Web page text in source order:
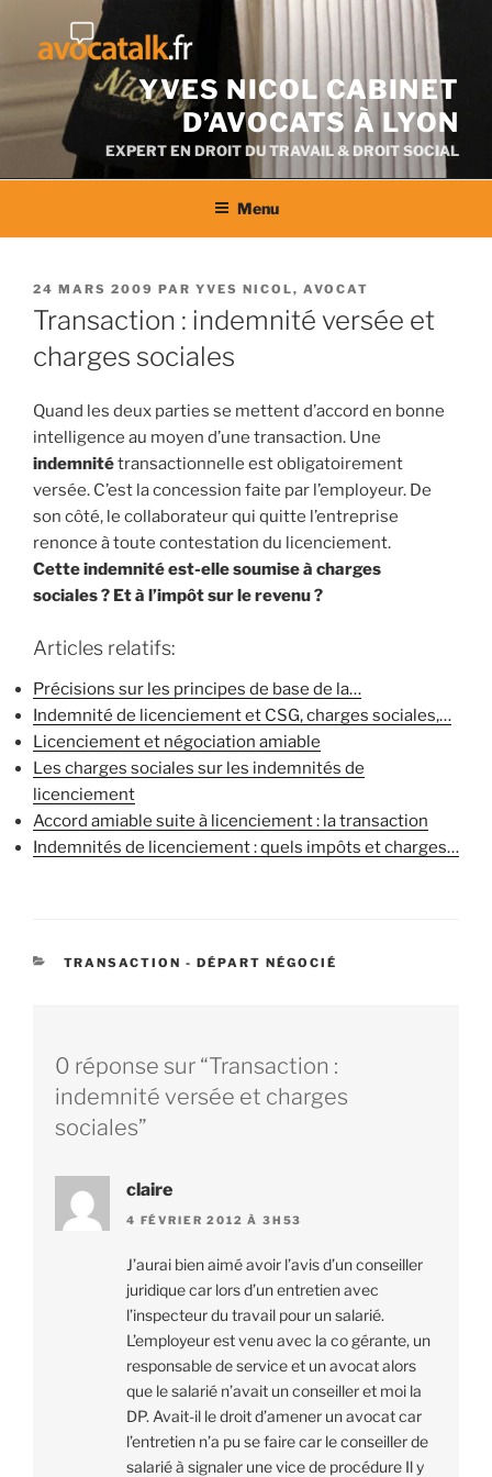
contenu
YVES NICOL CABINET
D’AVOCATS À LYON
EXPERT EN DROIT DU TRAVAIL & DROIT SOCIAL
Menu
PUBLIÉ
LE
24 MARS 2009 PAR YVES NICOL, AVOCAT
Transaction : indemnité versée et
charges sociales
Quand les deux parties se mettent d’accord en bonne
intelligence au moyen d’une transaction. Une
indemnitétransactionnelle est obligatoirement
versée. C’est la concession faite par l’employeur. De
son côté, le collaborateur qui quitte l’entreprise
renonce à toute contestation du licenciement.
Cette indemnité est-elle soumise à charges
sociales ? Et à l’impôt sur le revenu ?
Articles relatifs:
Précisions sur les principes de base de la…
Indemnité de licenciement et CSG, charges sociales,…
Licenciement et négociation amiable
Les charges sociales sur les indemnités de
licenciement
Accord amiable suite à licenciement : la transaction
Indemnités de licenciement : quels impôts et charges…
CATÉGORIES
TRANSACTION - DÉPART NÉGOCIÉ
0 réponse sur “Transaction :
indemnité versée et charges
sociales”
claire
4 FÉVRIER 2012 À 3H53
J’aurai bien aimé avoir l’avis d’un conseiller
juridique car lors d’un entretien avec
l’inspecteur du travail pour un salarié.
L’employeur est venu avec la co gérante, un
responsable de service et un avocat alors
que le salarié n’avait un conseiller et moi la
DP. Avait-il le droit d’amener un avocat car
l’entretien n’a pu se faire car le conseiller de
salarié à signaler une vice de procédure Il y